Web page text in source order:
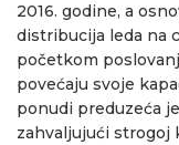
2016. godine, a
distribucija leda na
početkom
povećaju svoje
ponudi preduzeća
zahvaljujući strogoj